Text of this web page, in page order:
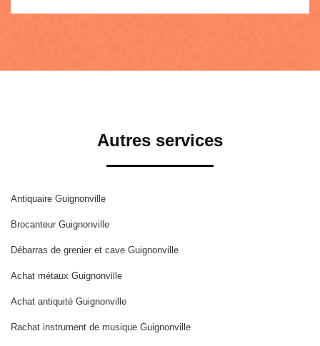
Autres services
Antiquaire Guignonville
Brocanteur Guignonville
Débarras de grenier et cave Guignonville
Achat métaux Guignonville
Achat antiquité Guignonville
Rachat instrument de musique Guignonville